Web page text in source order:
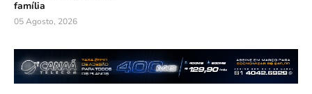
família
05 Agosto, 2026